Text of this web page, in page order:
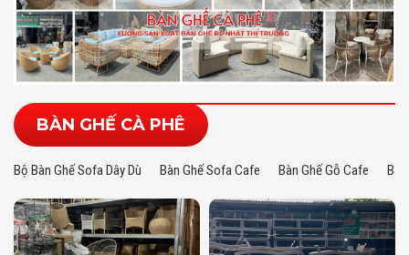
BÀN GHẾ CÀ PHÊ
Bộ Bàn Ghế Sofa Dây Dù Bàn Ghế Sofa Cafe Bàn Ghế Gỗ Cafe